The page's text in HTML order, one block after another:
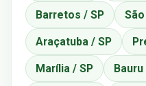
Barretos / SP
Araçatuba / SP
Marília / SP Bauru